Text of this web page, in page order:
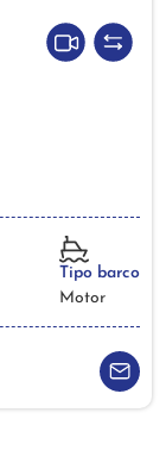
Tipo barco
Motor